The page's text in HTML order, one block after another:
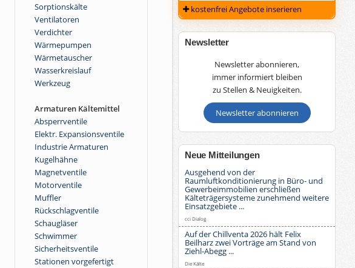
Sorptionskälte
Ventilatoren
Verdichter
Wärmepumpen
Wärmetauscher
Wasserkreislauf
Werkzeug
Armaturen Kältemittel
Absperrventile
Elektr. Expansionsventile
Industrie Armaturen
Kugelhähne
Magnetventile
Motorventile
Muffler
Rückschlagventile
Schaugläser
Schwimmer
Sicherheitsventile
Stationen vorgefertigt
kostenfrei Angebote inserieren
Newsletter
Newsletter abonnieren,
immer informiert bleiben
zu Stellen & Neuigkeiten.
Newsletter abonnieren
Neue Mitteilungen
Ausgehend von der
Raumluftkonditionierung in Büro- und
Gewerbeimmobilien erschließen
Kälteträgersysteme zunehmend weitere
Einsatzgebiete ...
cci Dialog
Auf der Chillventa 2026 hält Felix
Beilharz zwei Vorträge am Stand von
Ziehl-Abegg ...
Die Kälte